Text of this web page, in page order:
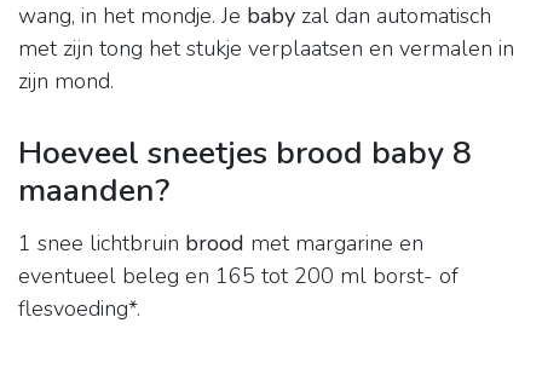
wang, in het mondje. Je baby zal dan automatisch
met zijn tong het stukje verplaatsen en vermalen in
zijn mond.
Hoeveel sneetjes brood baby 8
maanden?
1 snee lichtbruin brood met margarine en
eventueel beleg en 165 tot 200 ml borst- of
flesvoeding*.